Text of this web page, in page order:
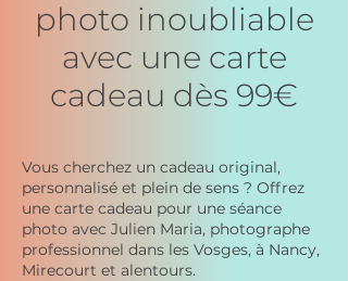
photo inoubliable
avec une carte
cadeau dès 99€
Vous cherchez un cadeau original,
personnalisé et plein de sens ? Offrez
une carte cadeau pour une séance
photo avec Julien Maria, photographe
professionnel dans les Vosges, à Nancy,
Mirecourt et alentours.